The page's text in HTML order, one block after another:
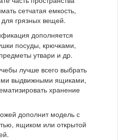
сетчатая емкость,
грязных вещей.
дополняется
посуды, крючками,
утвари и др.
лучше всего выбрать
выдвижными ящиками,
хранение
дополнит модель с
ящиком или открытой